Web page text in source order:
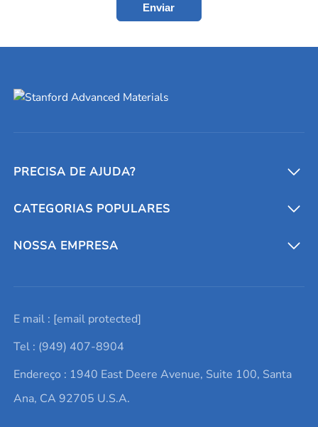
Enviar
PRECISA DE AJUDA?
Conversores e calculadoras
Entre em contato conosco
Lista de consultas
Termos e Condições
Política de Privacidade
CATEGORIAS POPULARES
Metais refratários
Elementos de terras raras
Alvos de pulverização catódica
Ácido hialurônico
NOSSA EMPRESA
Promoções atuais
Notícias e blogs
Estudos de caso
E mail : [email protected]
Tel : (949) 407-8904
Endereço : 1940 East Deere Avenue, Suite 100, Santa
Ana, CA 92705 U.S.A.